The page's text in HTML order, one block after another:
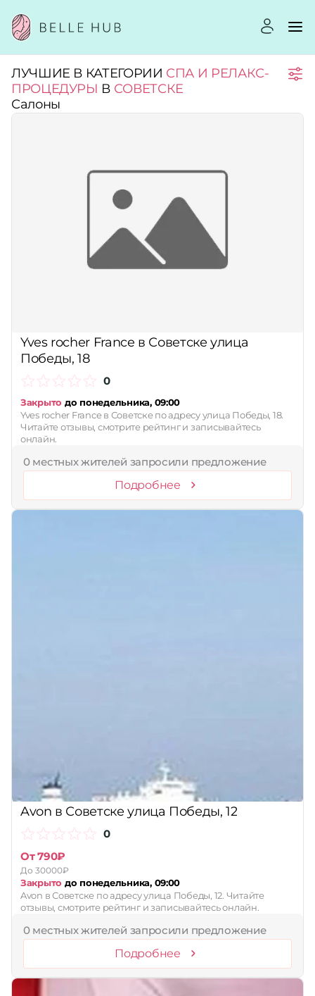
Город:
Принимает сертификаты
ЛУЧШИЕ В КАТЕГОРИИ СПА И РЕЛАКС-
ПРОЦЕДУРЫ В СОВЕТСКЕ
Салоны
Yves rocher France в Советске улица
Победы, 18
0
Закрыто до понедельника, 09:00
Yves rocher France в Советске по адресу улица Победы, 18.
Читайте отзывы, смотрите рейтинг и записывайтесь
онлайн.
0 местных жителей запросили предложение
Подробнее
Avon в Советске улица Победы, 12
0
От 790₽
До 30000₽
Закрыто до понедельника, 09:00
Avon в Советске по адресу улица Победы, 12. Читайте
отзывы, смотрите рейтинг и записывайтесь онлайн.
0 местных жителей запросили предложение
Подробнее